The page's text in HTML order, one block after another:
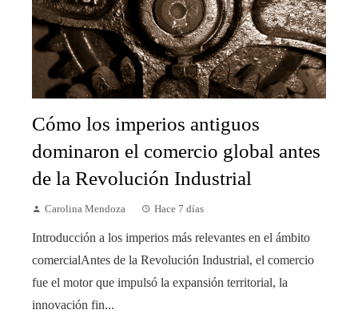
Cómo los imperios antiguos
dominaron el comercio global antes
de la Revolución Industrial
Carolina Mendoza Hace 7 días
Introducción a los imperios más relevantes en el ámbito
comercialAntes de la Revolución Industrial, el comercio
fue el motor que impulsó la expansión territorial, la
innovación fin...